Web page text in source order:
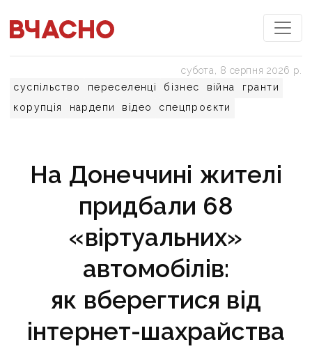
суспільство переселенці бізнес війна
гранти
корупція
нардепи відео спецпроєкти
субота, 8 серпня 2026 р.
На Донеччині жителі
придбали 68
«віртуальних»
автомобілів:
як вберегтися від
інтернет-шахрайства